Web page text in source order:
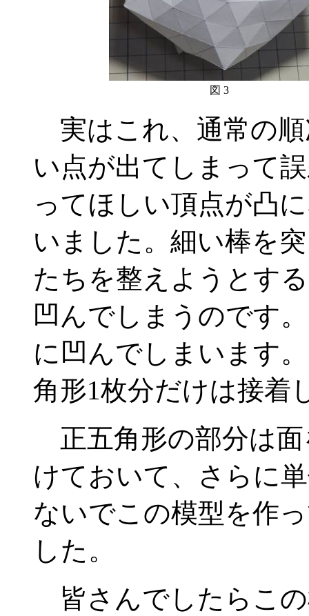
図 3
実はこれ、通常の
い点が出てしまって
ってほしい頂点が凸
いました。細い棒を
たちを整えようとす
凹んでしまうのです
に凹んでしまいます
角形1枚分だけは接着
正五角形の部分は
けておいて、さらに
ないでこの模型を作
した。
皆さんでしたらこ